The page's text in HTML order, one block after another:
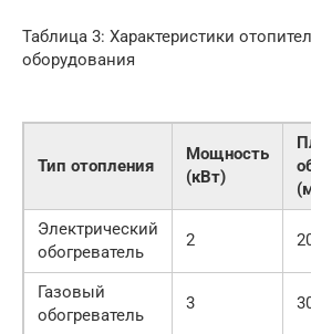
Таблица 3: Характеристики
оборудования
Тип отопления
Мощность
(кВт)
Электрический
обогреватель
2
Газовый
обогреватель
3